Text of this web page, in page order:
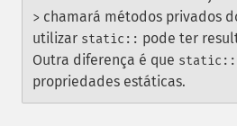
> chamará métodos privados
utilizar static:: pode ter
Outra diferença é que static::
propriedades estáticas.